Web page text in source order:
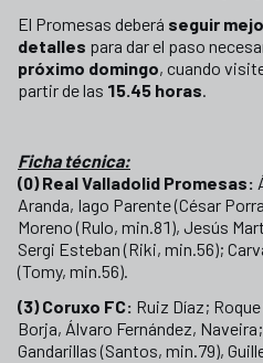
El Promesas deberá seguir
detalles para dar el paso
próximo domingo, cuando
partir de las 15.45 horas.
Ficha técnica:
(0) Real Valladolid Promesas:
Aranda, Iago Parente (César
Moreno (Rulo, min.81), Jesús
Sergi Esteban (Riki, min.56);
(Tomy, min.56).
(3) Coruxo FC: Ruiz Díaz;
Borja, Álvaro Fernández,
Gandarillas (Santos, min.79),